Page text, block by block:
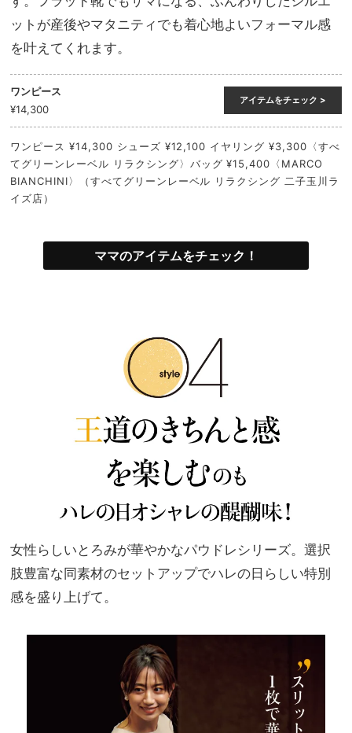
ットが産後やマタニティでも着心地よいフォーマル感
を叶えてくれます。
ワンピース
¥14,300
アイテムをチェック >
ワンピース ¥14,300 シューズ ¥12,100 イヤリング ¥3,300〈すべ
てグリーンレーベル リラクシング〉バッグ ¥15,400〈MARCO
BIANCHINI〉（すべてグリーンレーベル リラクシング 二子玉川ラ
イズ店）
ママのアイテムをチェック！
女性らしいとろみが華やかなパウドレシリーズ。選択
肢豊富な同素材のセットアップでハレの日らしい特別
感を盛り上げて。